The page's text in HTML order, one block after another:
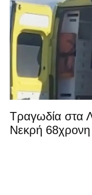
Τραγωδία στα
Νεκρή